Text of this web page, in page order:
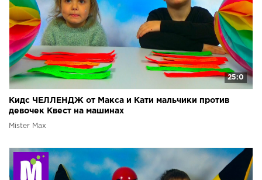
25:0
Кидс ЧЕЛЛЕНДЖ от Макса и Кати мальчики против
девочек Квест на машинах
Mister Max